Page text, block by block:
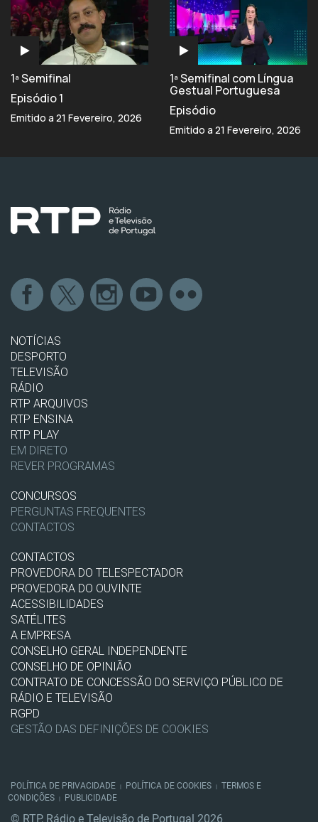
1ª Semifinal
Episódio 1
Emitido a 21 Fevereiro, 2026
1ª Semifinal com Língua
Gestual Portuguesa
Episódio
Emitido a 21 Fevereiro, 2026
NOTÍCIAS
DESPORTO
TELEVISÃO
RÁDIO
RTP ARQUIVOS
RTP ENSINA
RTP PLAY
EM DIRETO
REVER PROGRAMAS
CONCURSOS
PERGUNTAS FREQUENTES
CONTACTOS
CONTACTOS
PROVEDORA DO TELESPECTADOR
PROVEDORA DO OUVINTE
ACESSIBILIDADES
SATÉLITES
A EMPRESA
CONSELHO GERAL INDEPENDENTE
CONSELHO DE OPINIÃO
CONTRATO DE CONCESSÃO DO SERVIÇO PÚBLICO DE
RÁDIO E TELEVISÃO
RGPD
GESTÃO DAS DEFINIÇÕES DE COOKIES
POLÍTICA DE PRIVACIDADE POLÍTICA DE COOKIES
TERMOS E
CONDIÇÕES
PUBLICIDADE
© RTP, Rádio e Televisão de Portugal 2026